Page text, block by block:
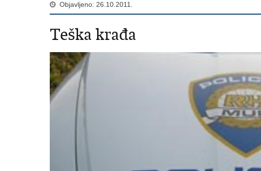
Objavljeno: 26.10.2011.
Teška krađa